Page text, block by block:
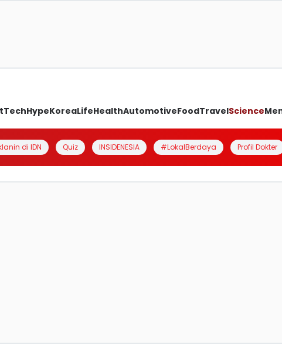
TechHypeKoreaLifeHealthAutomotiveFoodTravelScience
di IDN Quiz INSIDENESIA #LokalBerdaya Profil Dokter